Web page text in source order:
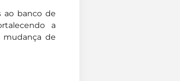
ao banco de
a
mudança de